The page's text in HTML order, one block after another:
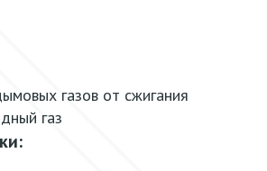
газов от сжигания
газ